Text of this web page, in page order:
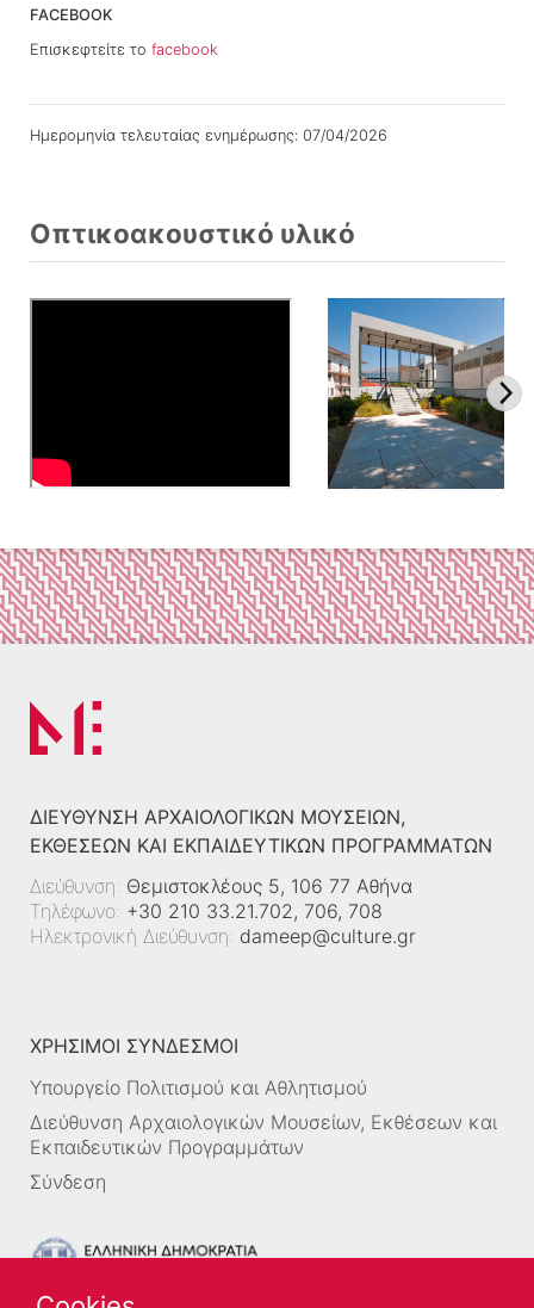
FACEBOOK
Επισκεφτείτε το facebook
Ημερομηνία τελευταίας ενημέρωσης: 07/04/2026
Οπτικοακουστικό υλικό
ΔΙΕΎΘΥΝΣΗ ΑΡΧΑΙΟΛΟΓΙΚΏΝ ΜΟΥΣΕΊΩΝ,
ΕΚΘΈΣΕΩΝ ΚΑΙ ΕΚΠΑΙΔΕΥΤΙΚΏΝ ΠΡΟΓΡΑΜΜΆΤΩΝ
Διεύθυνση: Θεμιστοκλέους 5, 106 77 Αθήνα
Τηλέφωνο: +30 210 33.21.702, 706, 708
Ηλεκτρονική Διεύθυνση: dameep@culture.gr
ΧΡΗΣΙΜΟΙ ΣΥΝΔΕΣΜΟΙ
Υπουργείο Πολιτισμού και Αθλητισμού
Διεύθυνση Αρχαιολογικών Μουσείων, Εκθέσεων και
Εκπαιδευτικών Προγραμμάτων
Σύνδεση